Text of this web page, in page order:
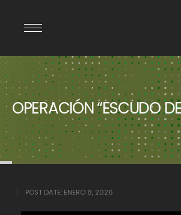
OPERACIÓN “ESCUDO
POST DATE: ENERO 8, 2026